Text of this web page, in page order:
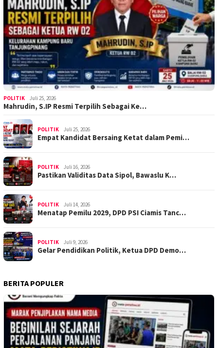
POLITIK Juli 25, 2026
Mahrudin, S.IP Resmi Terpilih Sebagai Ke…
POLITIK Juli 25, 2026
Empat Kandidat Bersaing Ketat dalam Pemi…
POLITIK Juli 16, 2026
Pastikan Validitas Data Sipol, Bawaslu K…
POLITIK Juli 14, 2026
Menatap Pemilu 2029, DPD PSI Ciamis Tanc…
POLITIK Juli 9, 2026
Gelar Pendidikan Politik, Ketua DPD Demo…
BERITA POPULER